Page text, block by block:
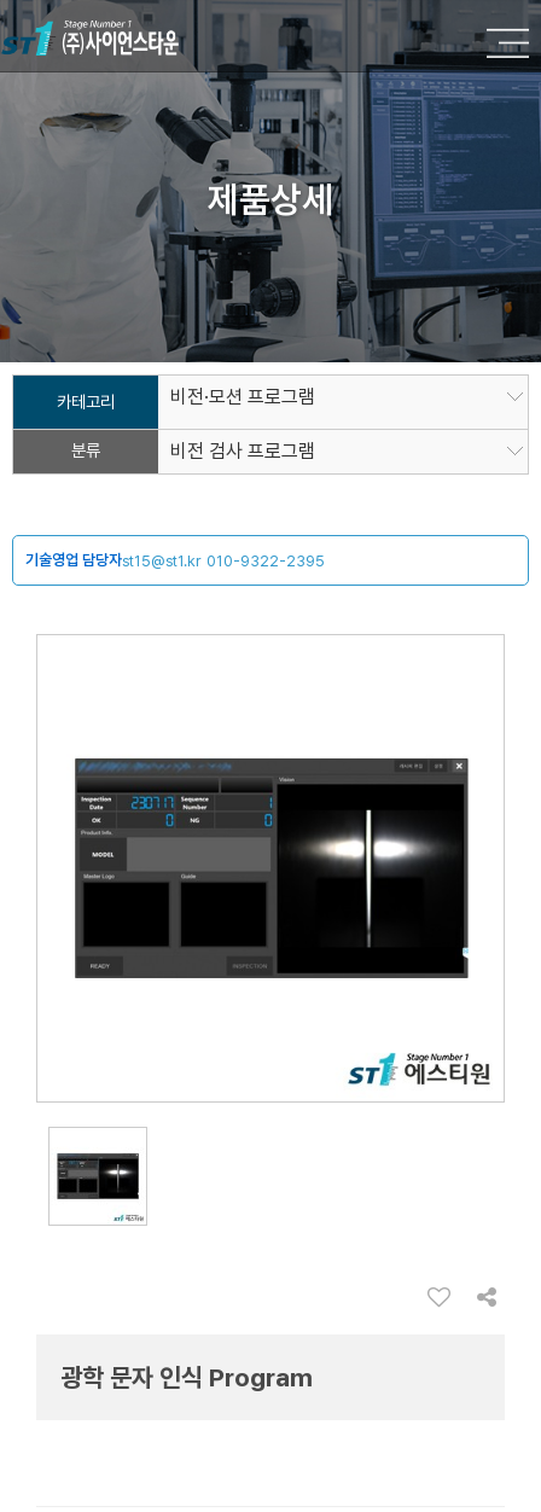
제품상세
카테고리 비전·모션 프로그램
분류 비전 검사 프로그램
기술영업 담당자st15@st1.kr 010-9322-2395
광학 문자 인식 Program